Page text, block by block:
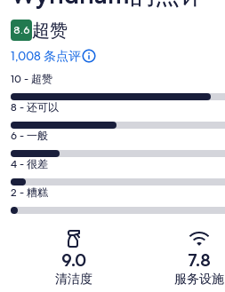
8.6 超赞
1,008 条点评
10
分
-
超
赞。
531
条
好
10 - 超赞
8
分
-
还
可
以。
8 - 还可以
6
分
-
一
般。
6 - 一般
4
分
-
4 - 很差
2
分
2 - 糟糕
9.0
清洁度
7.8
服务设施